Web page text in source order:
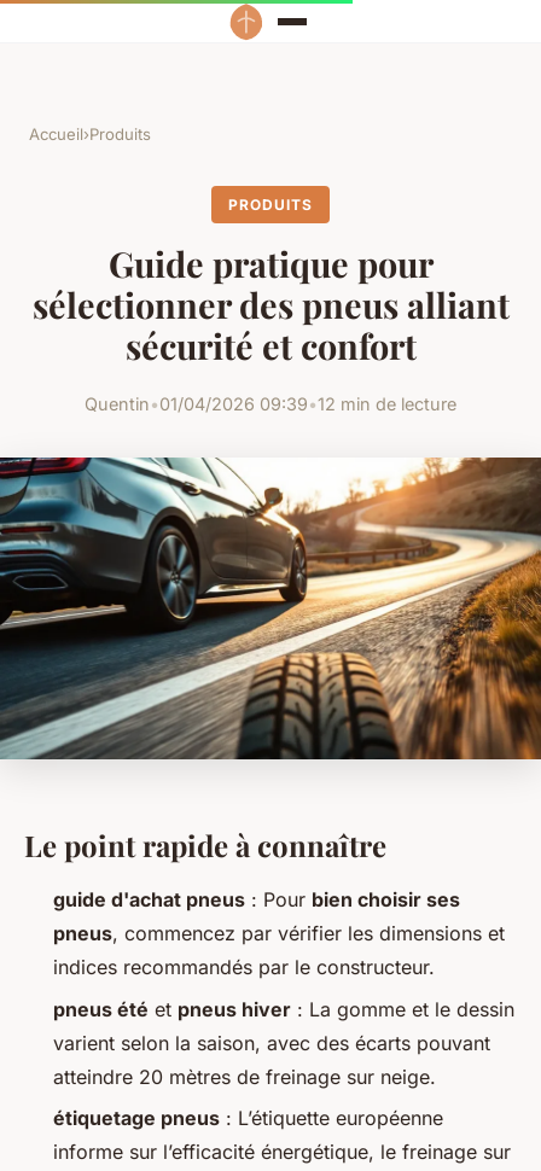
Accueil›Produits
PRODUITS
Guide pratique pour
sélectionner des pneus alliant
sécurité et confort
Quentin•01/04/2026 09:39•12 min de lecture
Le point rapide à connaître
guide d'achat pneus : Pour bien choisir ses
pneus, commencez par vérifier les dimensions et
indices recommandés par le constructeur.
pneus été et pneus hiver : La gomme et le dessin
varient selon la saison, avec des écarts pouvant
atteindre 20 mètres de freinage sur neige.
étiquetage pneus : L’étiquette européenne
informe sur l’efficacité énergétique, le freinage sur